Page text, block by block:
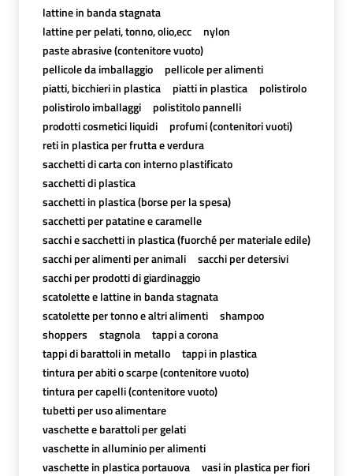
lattine in banda stagnata
lattine per pelati, tonno, olio,ecc
nylon
paste abrasive (contenitore vuoto)
pellicole da imballaggio
pellicole per alimenti
piatti, bicchieri in plastica
piatti in plastica
polistirolo
polistirolo imballaggi
polistitolo pannelli
prodotti cosmetici liquidi
profumi (contenitori vuoti)
reti in plastica per frutta e verdura
sacchetti di carta con interno plastificato
sacchetti di plastica
sacchetti in plastica (borse per la spesa)
sacchetti per patatine e caramelle
sacchi e sacchetti in plastica (fuorché per materiale edile)
sacchi per alimenti per animali
sacchi per detersivi
sacchi per prodotti di giardinaggio
scatolette e lattine in banda stagnata
scatolette per tonno e altri alimenti
shampoo
shoppers
stagnola
tappi a corona
tappi di barattoli in metallo
tappi in plastica
tintura per abiti o scarpe (contenitore vuoto)
tintura per capelli (contenitore vuoto)
tubetti per uso alimentare
vaschette e barattoli per gelati
vaschette in alluminio per alimenti
vaschette in plastica portauova
vasi in plastica per fiori